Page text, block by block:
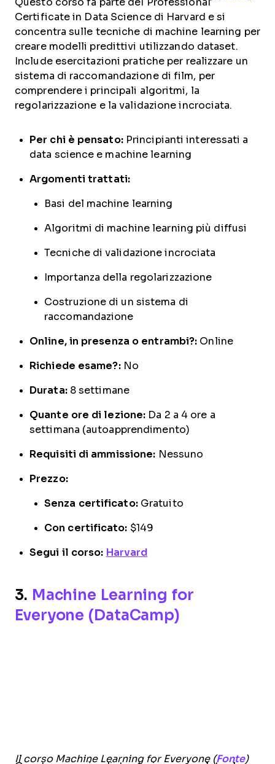
Questo corso fa parte del Professional
Certificate in Data Science di Harvard e si
concentra sulle tecniche di machine learning per
creare modelli predittivi utilizzando dataset.
Include esercitazioni pratiche per realizzare un
sistema di raccomandazione di film, per
comprendere i principali algoritmi, la
regolarizzazione e la validazione incrociata.
Per chi è pensato:Principianti interessati a
data science e machine learning
Argomenti trattati:
Basi del machine learning
Algoritmi di machine learning più diffusi
Tecniche di validazione incrociata
Importanza della regolarizzazione
Costruzione di un sistema di
raccomandazione
Online, in presenza o entrambi?: Online
Richiede esame?:No
Durata:8 settimane
Quante ore di lezione: Da 2 a 4 ore a
settimana (autoapprendimento)
Requisiti di ammissione: Nessuno
Prezzo:
Senza certificato:Gratuito
Con certificato: $149
Segui il corso: Harvard
3. Machine Learning for
Everyone (DataCamp)
Il corso Machine Learning for Everyone (Fonte)